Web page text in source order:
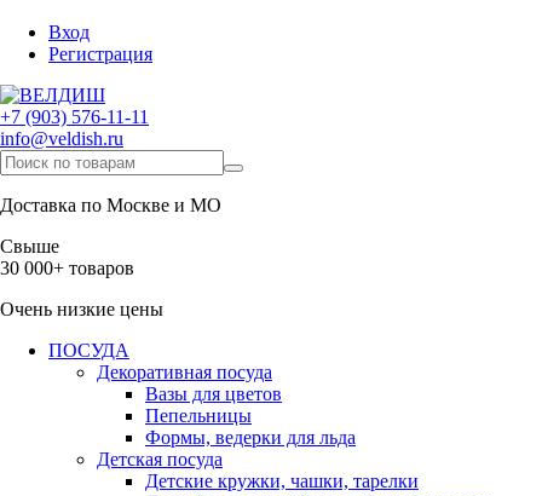
Вход
Регистрация
+7 (903) 576-11-11
info@veldish.ru
Доставка по Москве и МО
Свыше
30 000+ товаров
Очень низкие цены
ПОСУДА
Декоративная посуда
Вазы для цветов
Пепельницы
Формы, ведерки для льда
Детская посуда
Детские кружки, чашки, тарелки